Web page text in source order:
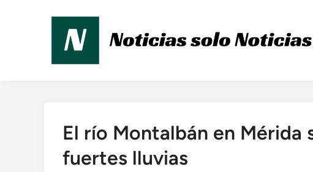
Publicado
El río Montalbán en Mérida
fuertes lluvias